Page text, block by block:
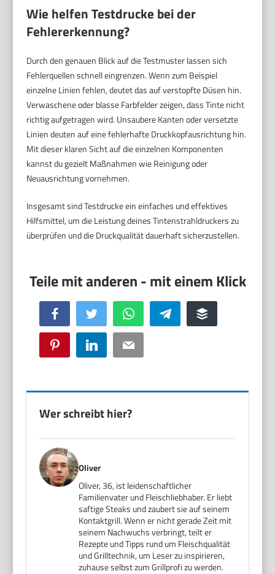
Wie helfen Testdrucke bei der
Fehlererkennung?
Durch den genauen Blick auf die Testmuster lassen sich
Fehlerquellen schnell eingrenzen. Wenn zum Beispiel
einzelne Linien fehlen, deutet das auf verstopfte Düsen hin.
Verwaschene oder blasse Farbfelder zeigen, dass Tinte nicht
richtig aufgetragen wird. Unsaubere Kanten oder versetzte
Linien deuten auf eine fehlerhafte Druckkopfausrichtung hin.
Mit dieser klaren Sicht auf die einzelnen Komponenten
kannst du gezielt Maßnahmen wie Reinigung oder
Neuausrichtung vornehmen.
Insgesamt sind Testdrucke ein einfaches und effektives
Hilfsmittel, um die Leistung deines Tintenstrahldruckers zu
überprüfen und die Druckqualität dauerhaft sicherzustellen.
Facebook Twitter WhatsApp Telegram Buffer
Pinterest LinkedIn Email
Wer schreibt hier?
Oliver
Oliver, 36, ist leidenschaftlicher
Familienvater und Fleischliebhaber. Er liebt
saftige Steaks und zaubert sie auf seinem
Kontaktgrill. Wenn er nicht gerade Zeit mit
seinem Nachwuchs verbringt, teilt er
Rezepte und Tipps rund um Fleischqualität
und Grilltechnik, um Leser zu inspirieren,
zuhause selbst zum Grillprofi zu werden.